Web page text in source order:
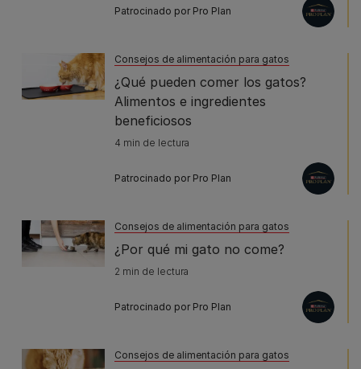
Patrocinado por Pro Plan
Consejos de alimentación para gatos
¿Qué pueden comer los gatos?
Alimentos e ingredientes
beneficiosos
4 min de lectura
Patrocinado por Pro Plan
Consejos de alimentación para gatos
¿Por qué mi gato no come?
2 min de lectura
Patrocinado por Pro Plan
Consejos de alimentación para gatos